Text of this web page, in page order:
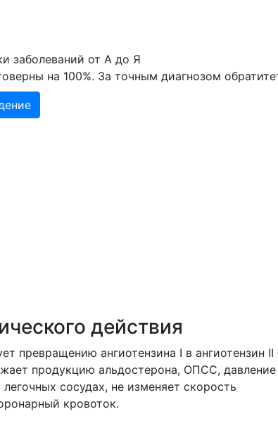
заболеваний от А до Я
на 100%. За точным диагнозом
действия
превращению ангиотензина I в ангиотензин II
продукцию альдостерона, ОПСС, давление
сосудах, не изменяет скорость
кровоток.